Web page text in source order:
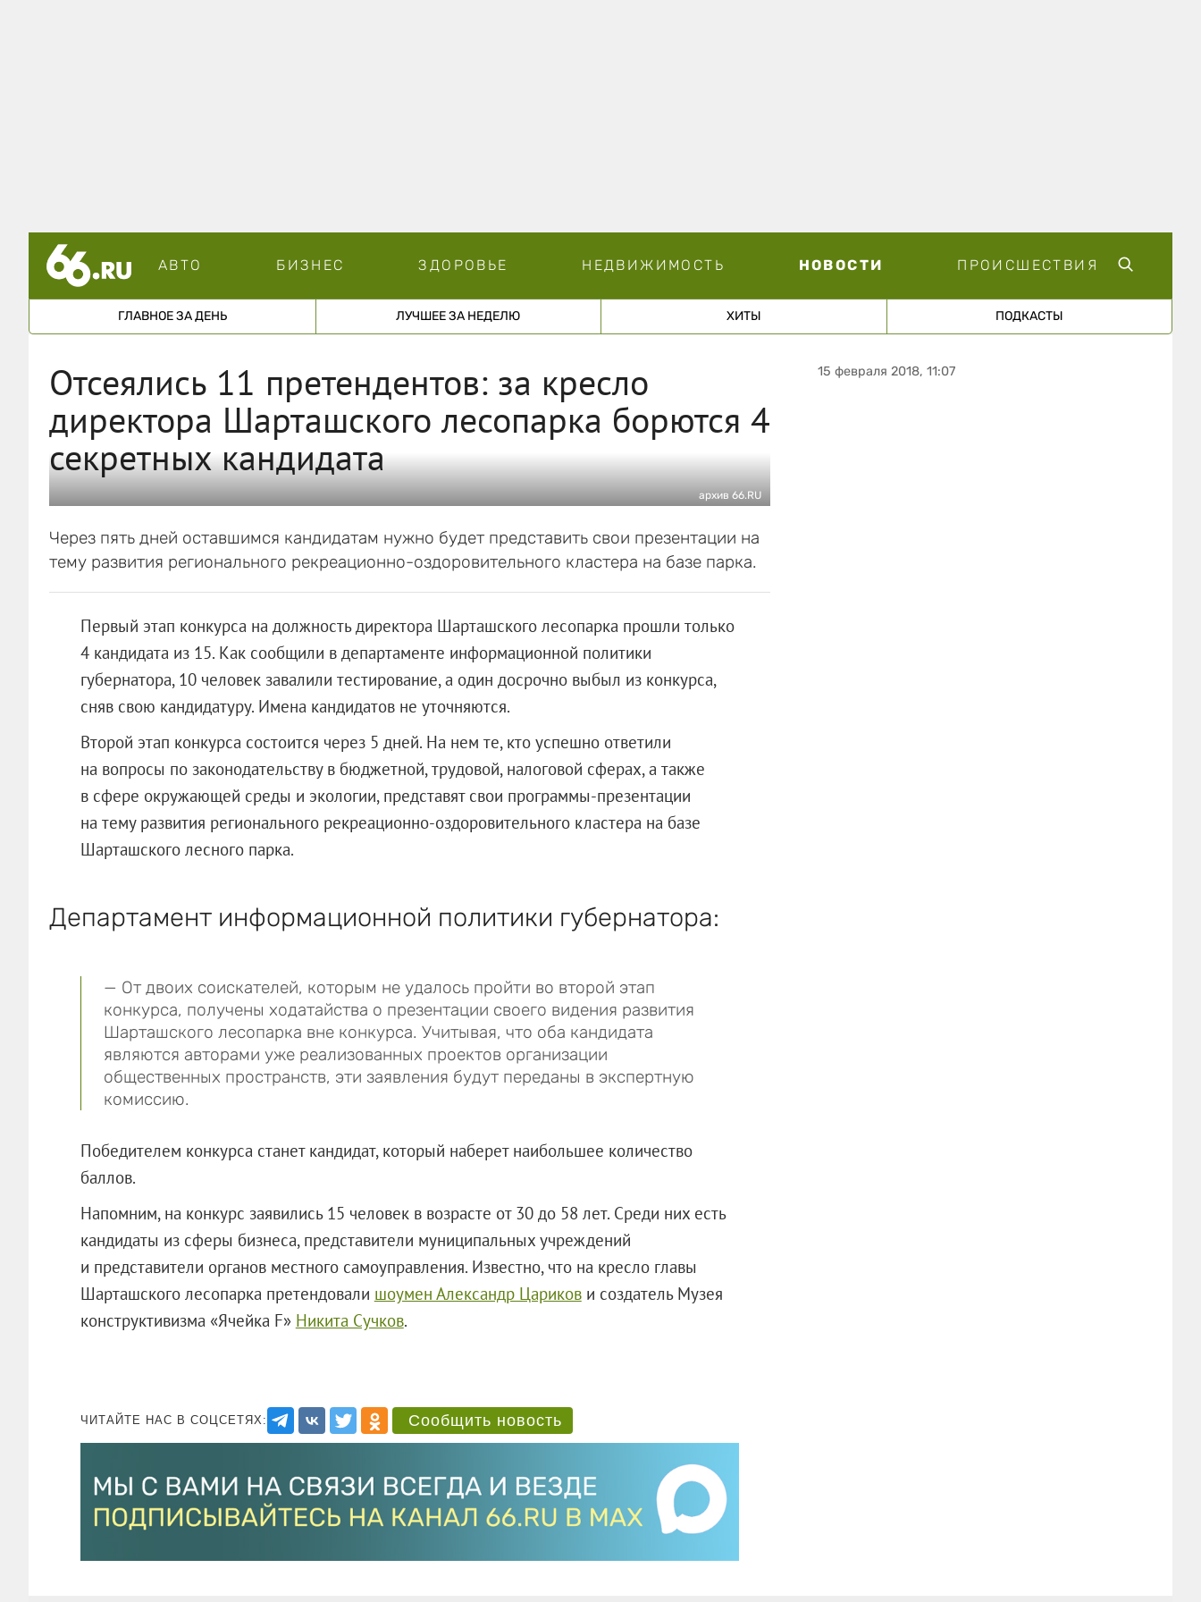
АВТО БИЗНЕС ЗДОРОВЬЕ НЕДВИЖИМОСТЬ НОВОСТИ ПРОИСШЕСТВИЯ
ГЛАВНОЕ ЗА ДЕНЬ ЛУЧШЕЕ ЗА НЕДЕЛЮ ХИТЫ ПОДКАСТЫ
Отсеялись 11 претендентов: за кресло
директора Шарташского лесопарка борются 4
секретных кандидата
архив 66.RU
Через пять дней оставшимся кандидатам нужно будет представить свои презентации на
тему развития регионального рекреационно-оздоровительного кластера на базе парка.
Первый этап конкурса на должность директора Шарташского лесопарка прошли только
4 кандидата из 15. Как сообщили в департаменте информационной политики
губернатора, 10 человек завалили тестирование, а один досрочно выбыл из конкурса,
сняв свою кандидатуру. Имена кандидатов не уточняются.
Второй этап конкурса состоится через 5 дней. На нем те, кто успешно ответили
на вопросы по законодательству в бюджетной, трудовой, налоговой сферах, а также
в сфере окружающей среды и экологии, представят свои программы-презентации
на тему развития регионального рекреационно-оздоровительного кластера на базе
Шарташского лесного парка.
Департамент информационной политики губернатора:
— От двоих соискателей, которым не удалось пройти во второй этап
конкурса, получены ходатайства о презентации своего видения развития
Шарташского лесопарка вне конкурса. Учитывая, что оба кандидата
являются авторами уже реализованных проектов организации
общественных пространств, эти заявления будут переданы в экспертную
комиссию.
Победителем конкурса станет кандидат, который наберет наибольшее количество
баллов.
Напомним, на конкурс заявились 15 человек в возрасте от 30 до 58 лет. Среди них есть
кандидаты из сферы бизнеса, представители муниципальных учреждений
и представители органов местного самоуправления. Известно, что на кресло главы
Шарташского лесопарка претендовали шоумен Александр Царикови создатель Музея
конструктивизма «Ячейка F» Никита Сучков.
ЧИТАЙТЕ НАС В СОЦСЕТЯХ: Сообщить новость
15 февраля 2018, 11:07